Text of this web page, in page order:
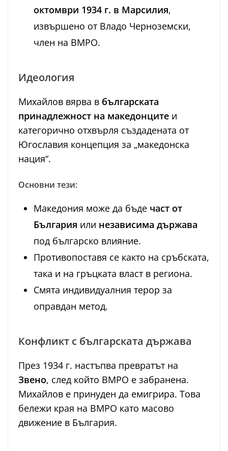
октомври 1934 г. в Марсилия,
извършено от Владо Черноземски,
член на ВМРО.
Идеология
Михайлов вярва в българската
принадлежност на македонците и
категорично отхвърля създадената от
Югославия концепция за „македонска
нация“.
Основни тези:
Македония може да бъде част от
България или независима държава
под българско влияние.
Противопоставя се както на сръбската,
така и на гръцката власт в региона.
Смята индивидуалния терор за
оправдан метод.
Конфликт с българската държава
През 1934 г. настъпва превратът на
Звено, след който ВМРО е забранена.
Михайлов е принуден да емигрира. Това
бележи края на ВМРО като масово
движение в България.